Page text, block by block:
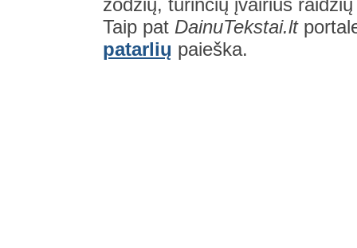
Taip pat DainuTekstai.lt
patarlių paieška.